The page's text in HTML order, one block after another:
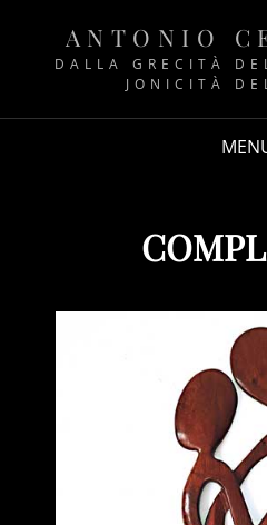
ANTONIO
DALLA GRECITÀ
JONICITÀ